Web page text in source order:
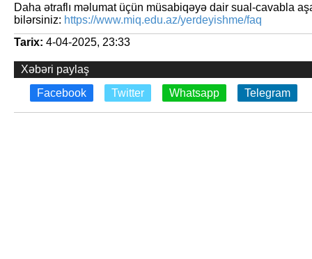
Daha ətraflı məlumat üçün müsabiqəyə dair sual-cavabla
bilərsiniz: https://www.miq.edu.az/yerdeyishme/faq
Tarix: 4-04-2025, 23:33
Xəbəri paylaş
Facebook
Twitter Whatsapp Telegram